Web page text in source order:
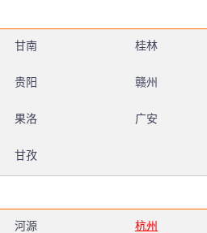
甘南 桂林
贵阳 赣州
果洛 广安
甘孜
河源 杭州